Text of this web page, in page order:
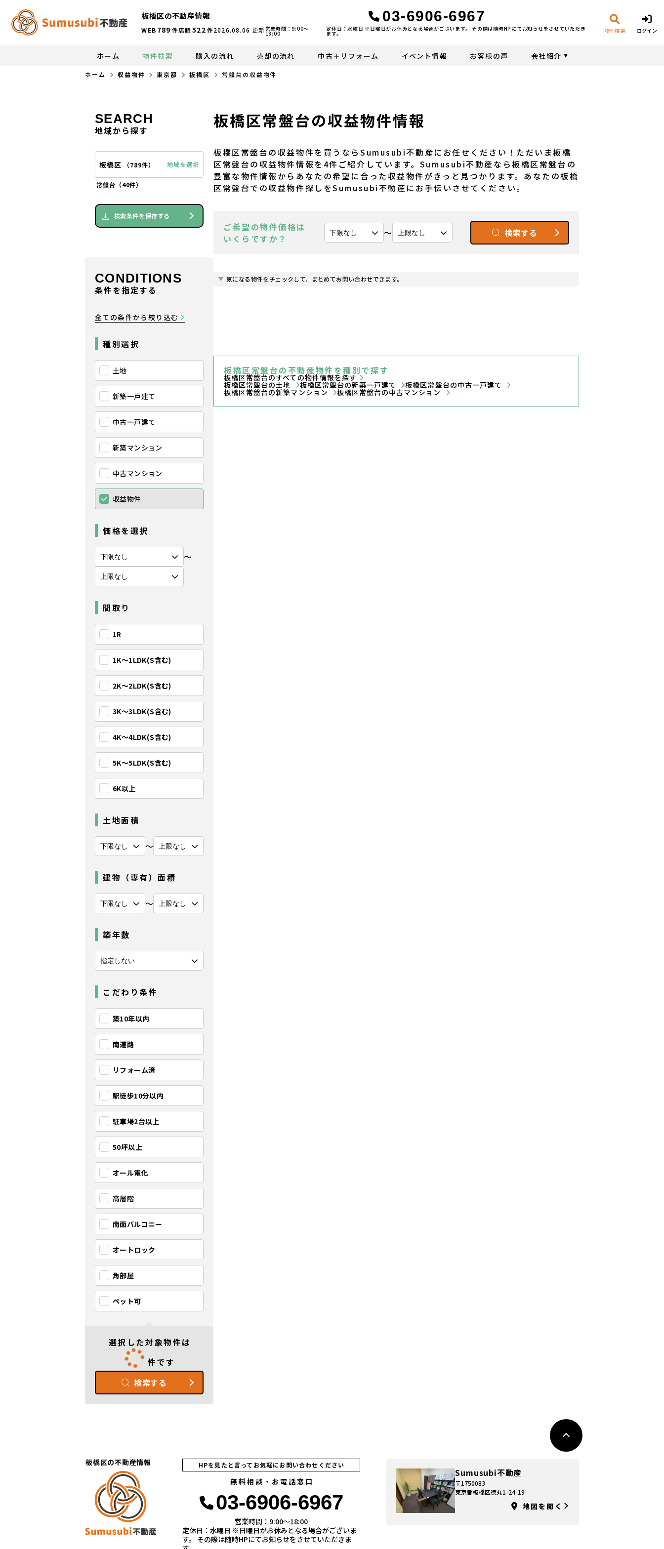
板橋区の不動産情報
WEB 789 件店頭522件2026.08.06 更新
03-6906-6967
営業時間：9:00〜
18:00
定休日：水曜日 ※日曜日がお休みとなる場合がございます。 その際は随時HPにてお知らせをさせていただき
ます。 物件検索 ログイン
ホーム 物件検索 購入の流れ 売却の流れ 中古＋リフォーム イベント情報 お客様の声 会社紹介
ホーム 収益物件 東京都 板橋区 常盤台の収益物件
板橋区常盤台の収益物件情報
板橋区常盤台の収益物件を買うならSumusubi不動産にお任せください！ただいま板橋
区常盤台の収益物件情報を4件ご紹介しています。Sumusubi不動産なら板橋区常盤台の
豊富な物件情報からあなたの希望に合った収益物件がきっと見つかります。あなたの板橋
区常盤台での収益物件探しをSumusubi不動産にお手伝いさせてください。
ご希望の物件価格は
いくらですか？
〜 検索する
気になる物件をチェックして、まとめてお問い合わせできます。
板橋区常盤台の不動産物件を種別で探す
板橋区常盤台のすべての物件情報を探す
板橋区常盤台の土地 板橋区常盤台の新築一戸建て 板橋区常盤台の中古一戸建て
板橋区常盤台の新築マンション 板橋区常盤台の中古マンション
SEARCH
地域から探す
板橋区 （789件） 地域を選択
常盤台（40件）
検索条件を保存する
CONDITIONS
条件を指定する
全ての条件から絞り込む
種別選択
土地
新築一戸建て
中古一戸建て
新築マンション
中古マンション
収益物件
価格を選択
〜
間取り
1R
1K〜1LDK(S含む)
2K〜2LDK(S含む)
3K〜3LDK(S含む)
4K〜4LDK(S含む)
5K〜5LDK(S含む)
6K以上
土地面積
〜
建物（専有）面積
〜
築年数
こだわり条件
築10年以内
南道路
リフォーム済
駅徒歩10分以内
駐車場2台以上
50坪以上
オール電化
高層階
南面バルコニー
オートロック
角部屋
ペット可
選択した対象物件は
件です
検索する
板橋区の不動産情報 HPを見たと言ってお気軽にお問い合わせください
無料相談・お電話窓口
03-6906-6967
営業時間：9:00〜18:00
定休日：水曜日 ※日曜日がお休みとなる場合がございま
す。 その際は随時HPにてお知らせをさせていただきま
Sumusubi不動産
〒1750083
東京都板橋区徳丸1-24-19
地図を開く